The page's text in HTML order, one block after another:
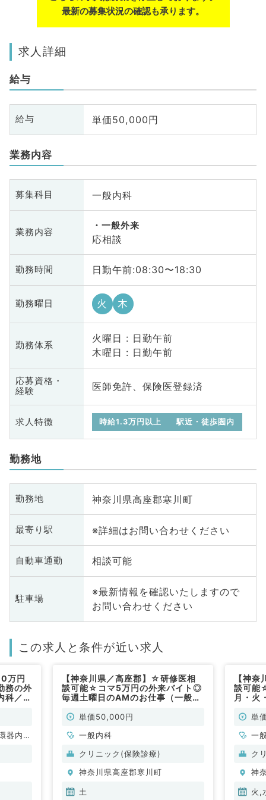
最新の募集状況の確認も承ります。
求人詳細
給与
給与 単価50,000円
業務内容
募集科目 一般内科
業務内容
一般外来
応相談
勤務時間 日勤午前:08:30〜18:30
勤務曜日 火 木
勤務体系
火曜日 : 日勤午前
木曜日 : 日勤午前
応募資格・
経験
医師免許、保険医登録済
求人特徴 時給1.3万円以上 駅近・徒歩圏内
勤務地
勤務地 神奈川県高座郡寒川町
最寄り駅 ※詳細はお問い合わせください
自動車通勤 相談可能
駐車場
※最新情報を確認いたしますので
お問い合わせください
この求人と条件が近い求人
万円
務の外
科／非
器内
【神奈川県／高座郡】☆研修医相
談可能☆コマ5万円の外来バイト◎
毎週土曜日のAMのお仕事（一般内
単価50,000円
一般内科
クリニック(保険診療)
神奈川県高座郡寒川町
土
【神
談可能
月・火
単
一
ク
神
火,